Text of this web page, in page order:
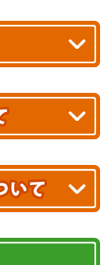
ら▶
ございます。
。
(税込)
にご負担い